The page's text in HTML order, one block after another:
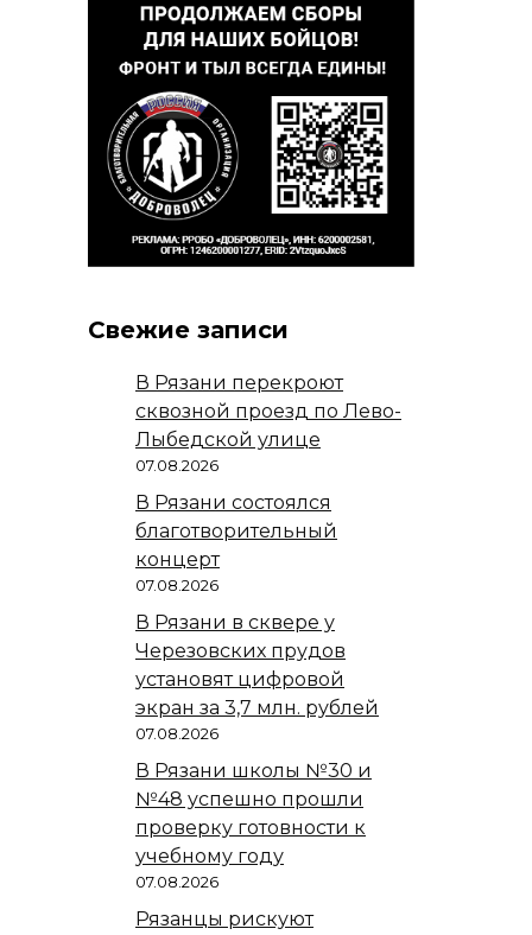
Свежие записи
В Рязани перекроют
сквозной проезд по Лево-
Лыбедской улице
07.08.2026
В Рязани состоялся
благотворительный
концерт
07.08.2026
В Рязани в сквере у
Черезовских прудов
установят цифровой
экран за 3,7 млн. рублей
07.08.2026
В Рязани школы №30 и
№48 успешно прошли
проверку готовности к
учебному году
07.08.2026
Рязанцы рискуют